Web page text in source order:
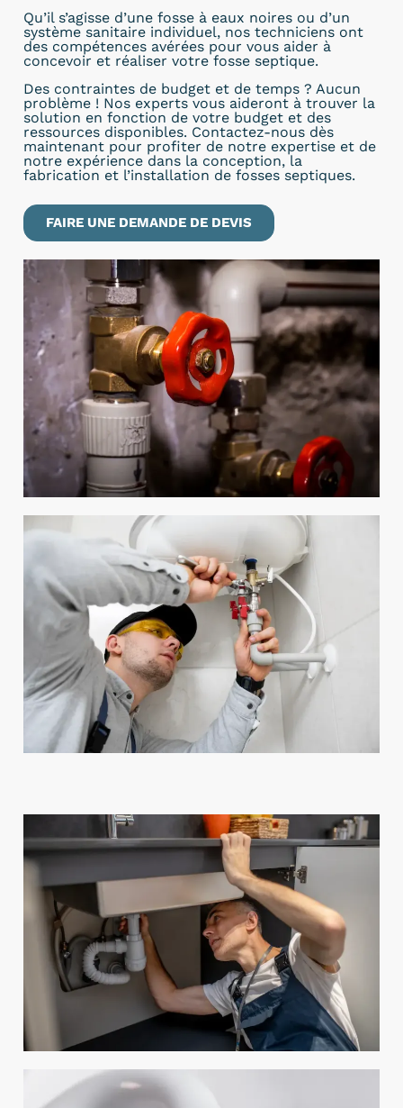
Qu’il s’agisse d’une fosse à eaux noires ou d’un
système sanitaire individuel, nos techniciens ont
des compétences avérées pour vous aider à
concevoir et réaliser votre fosse septique.
Des contraintes de budget et de temps ? Aucun
problème ! Nos experts vous aideront à trouver la
solution en fonction de votre budget et des
ressources disponibles. Contactez-nous dès
maintenant pour profiter de notre expertise et de
notre expérience dans la conception, la
fabrication et l’installation de fosses septiques.
FAIRE UNE DEMANDE DE DEVIS